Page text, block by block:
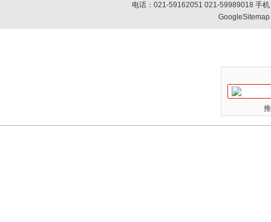
电话：021-59162051 021-59989018 手
GoogleSitemap